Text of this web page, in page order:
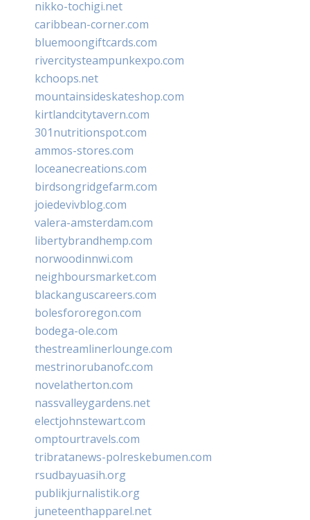
nikko-tochigi.net
caribbean-corner.com
bluemoongiftcards.com
rivercitysteampunkexpo.com
kchoops.net
mountainsideskateshop.com
kirtlandcitytavern.com
301nutritionspot.com
ammos-stores.com
loceanecreations.com
birdsongridgefarm.com
joiedevivblog.com
valera-amsterdam.com
libertybrandhemp.com
norwoodinnwi.com
neighboursmarket.com
blackanguscareers.com
bolesfororegon.com
bodega-ole.com
thestreamlinerlounge.com
mestrinorubanofc.com
novelatherton.com
nassvalleygardens.net
electjohnstewart.com
omptourtravels.com
tribratanews-polreskebumen.com
rsudbayuasih.org
publikjurnalistik.org
juneteenthapparel.net